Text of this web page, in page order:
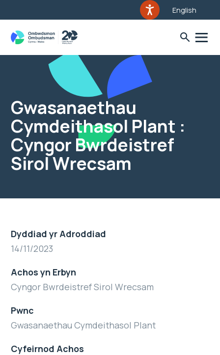
English
Gwasanaethau
Cymdeithasol Plant :
Cyngor Bwrdeistref
Sirol Wrecsam
Dyddiad yr Adroddiad
14/11/2023
Achos yn Erbyn
Cyngor Bwrdeistref Sirol Wrecsam
Pwnc
Gwasanaethau Cymdeithasol Plant
Cyfeirnod Achos